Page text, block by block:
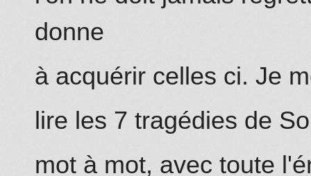
donne
à acquérir celles ci. Je
lire les 7 tragédies de
mot à mot, avec toute